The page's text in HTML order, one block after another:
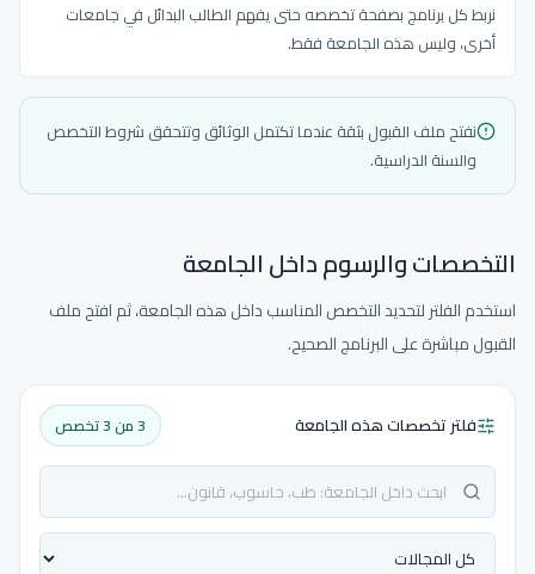
نربط كل برنامج بصفحة تخصصه حتى يفهم الطالب البدائل في جامعات
أخرى، وليس هذه الجامعة فقط.
نفتح ملف القبول بثقة عندما تكتمل الوثائق وتتحقق شروط التخصص
والسنة الدراسية.
التخصصات والرسوم داخل الجامعة
استخدم الفلتر لتحديد التخصص المناسب داخل هذه الجامعة، ثم افتح ملف
القبول مباشرة على البرنامج الصحيح.
فلتر تخصصات هذه الجامعة 3 من 3 تخصص